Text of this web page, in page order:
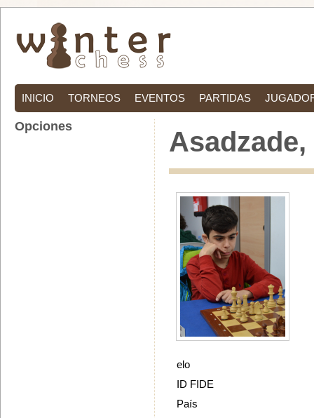
INICIO TORNEOS EVENTOS PARTIDAS
elo
ID FIDE
País
Opciones